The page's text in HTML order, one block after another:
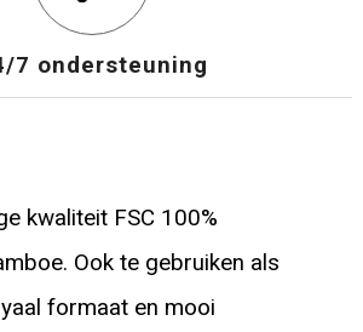
7 ondersteuning
kwaliteit FSC 100%
Ook te gebruiken als
formaat en mooi